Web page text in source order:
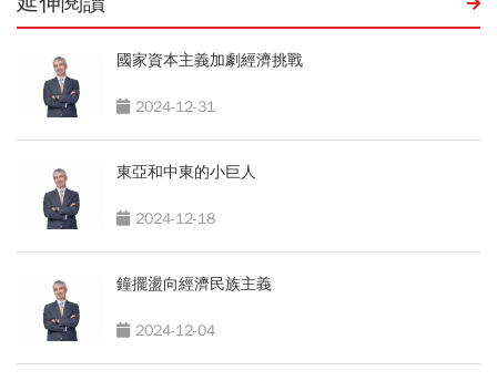
國家資本主義加劇經濟挑戰
2024-12-31
東亞和中東的小巨人
2024-12-18
鐘擺盪向經濟民族主義
2024-12-04